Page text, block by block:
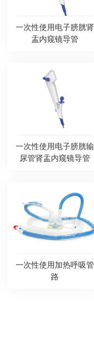
一次性使用电子膀胱肾
盂内窥镜导管
一次性使用电子膀胱输
尿管肾盂内窥镜导管
一次性使用加热呼吸管
路